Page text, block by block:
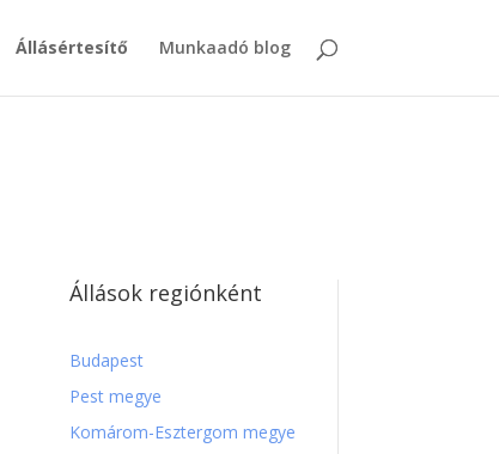
Állásértesítő Munkaadó blog
Állások regiónként
Budapest
Pest megye
Komárom-Esztergom megye